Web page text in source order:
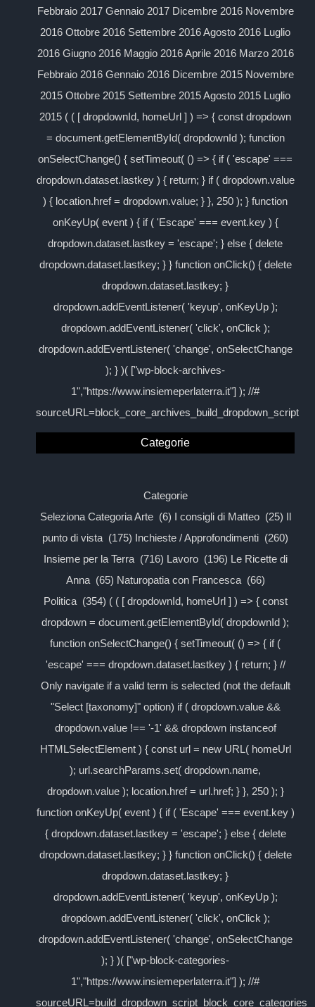
Febbraio 2017 Gennaio 2017 Dicembre 2016 Novembre
2016 Ottobre 2016 Settembre 2016 Agosto 2016 Luglio
2016 Giugno 2016 Maggio 2016 Aprile 2016 Marzo 2016
Febbraio 2016 Gennaio 2016 Dicembre 2015 Novembre
2015 Ottobre 2015 Settembre 2015 Agosto 2015 Luglio
2015 ( ( [ dropdownId, homeUrl ] ) => { const dropdown
= document.getElementById( dropdownId ); function
onSelectChange() { setTimeout( () => { if ( 'escape' ===
dropdown.dataset.lastkey ) { return; } if ( dropdown.value
) { location.href = dropdown.value; } }, 250 ); } function
onKeyUp( event ) { if ( 'Escape' === event.key ) {
dropdown.dataset.lastkey = 'escape'; } else { delete
dropdown.dataset.lastkey; } } function onClick() { delete
dropdown.dataset.lastkey; }
dropdown.addEventListener( 'keyup', onKeyUp );
dropdown.addEventListener( 'click', onClick );
dropdown.addEventListener( 'change', onSelectChange
); } )( ["wp-block-archives-
1","https://www.insiemeperlaterra.it"] ); //#
sourceURL=block_core_archives_build_dropdown_script
Categorie
Categorie
Seleziona Categoria Arte (6) I consigli di Matteo (25) Il
punto di vista (175) Inchieste / Approfondimenti (260)
Insieme per la Terra (716) Lavoro (196) Le Ricette di
Anna (65) Naturopatia con Francesca (66)
Politica (354) ( ( [ dropdownId, homeUrl ] ) => { const
dropdown = document.getElementById( dropdownId );
function onSelectChange() { setTimeout( () => { if (
'escape' === dropdown.dataset.lastkey ) { return; } //
Only navigate if a valid term is selected (not the default
"Select [taxonomy]" option) if ( dropdown.value &&
dropdown.value !== '-1' && dropdown instanceof
HTMLSelectElement ) { const url = new URL( homeUrl
); url.searchParams.set( dropdown.name,
dropdown.value ); location.href = url.href; } }, 250 ); }
function onKeyUp( event ) { if ( 'Escape' === event.key )
{ dropdown.dataset.lastkey = 'escape'; } else { delete
dropdown.dataset.lastkey; } } function onClick() { delete
dropdown.dataset.lastkey; }
dropdown.addEventListener( 'keyup', onKeyUp );
dropdown.addEventListener( 'click', onClick );
dropdown.addEventListener( 'change', onSelectChange
); } )( ["wp-block-categories-
1","https://www.insiemeperlaterra.it"] ); //#
sourceURL=build_dropdown_script_block_core_categories